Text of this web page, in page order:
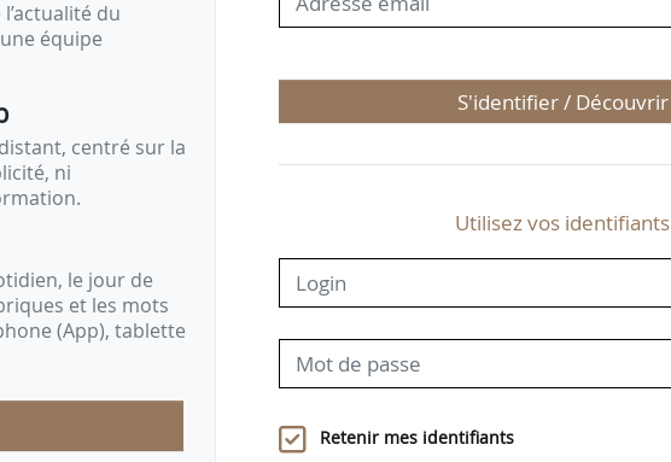
du
équipe
centré sur la
ni
le jour de
et les mots
(App), tablette
S'identifier / Découvrir
Utilisez vos identifiants
Retenir mes identifiants